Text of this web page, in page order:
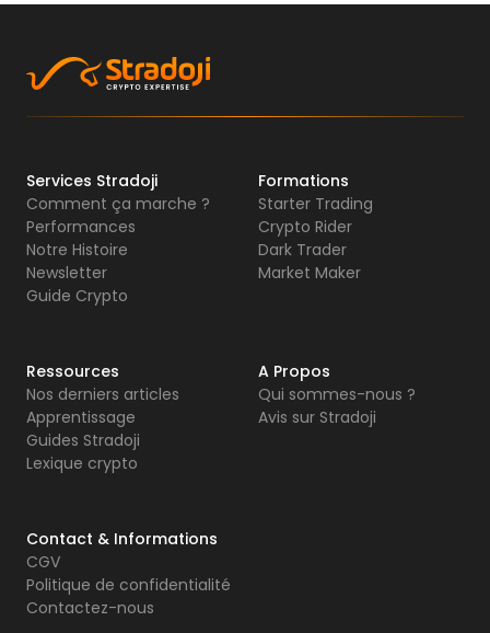
Services Stradoji
Comment ça marche ?
Performances
Notre Histoire
Newsletter
Guide Crypto
Formations
Starter Trading
Crypto Rider
Dark Trader
Market Maker
Ressources
Nos derniers articles
Apprentissage
Guides Stradoji
Lexique crypto
A Propos
Qui sommes-nous ?
Avis sur Stradoji
Contact & Informations
CGV
Politique de confidentialité
Contactez-nous